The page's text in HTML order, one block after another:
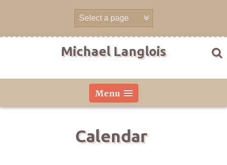
Michael Langlois
Menu
Calendar